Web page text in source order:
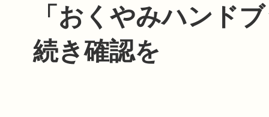
「おくやみハンド
続き確認を